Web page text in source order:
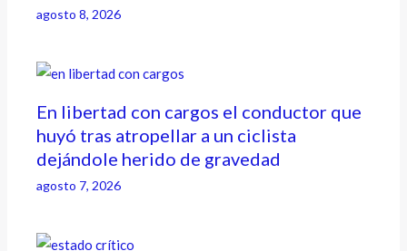
agosto 8, 2026
En libertad con cargos el conductor que
huyó tras atropellar a un ciclista
dejándole herido de gravedad
agosto 7, 2026